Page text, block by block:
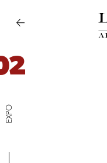
EXPO